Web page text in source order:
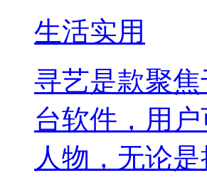
生活实用
寻艺是款聚
台软件，用
人物，无论